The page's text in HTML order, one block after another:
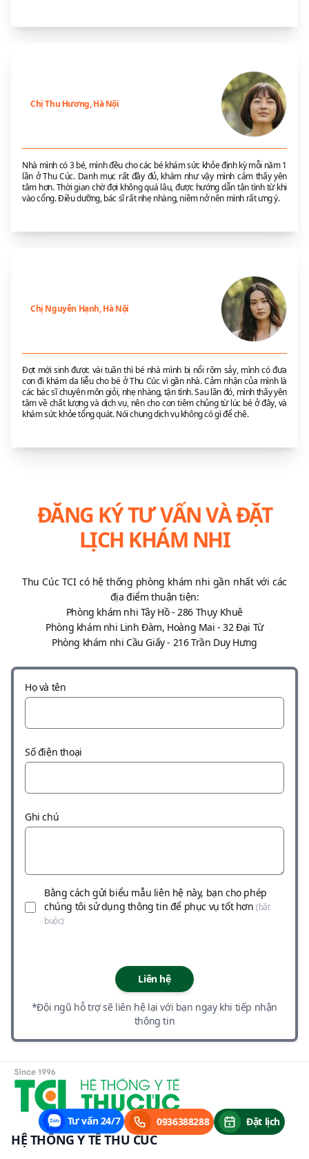
Chị Thu Hương, Hà Nội
Nhà mình có 3 bé, mình đều cho các bé khám sức khỏe định kỳ mỗi năm 1
lần ở Thu Cúc. Danh mục rất đầy đủ, khám như vậy mình cảm thấy yên
tâm hơn. Thời gian chờ đợi không quá lâu, được hướng dẫn tận tình từ khi
vào cổng. Điều dưỡng, bác sĩ rất nhẹ nhàng, niềm nở nên mình rất ưng ý.
Chị Nguyễn Hạnh, Hà Nội
Đợt mới sinh được vài tuần thì bé nhà mình bị nổi rôm sảy, mình có đưa
con đi khám da liễu cho bé ở Thu Cúc vì gần nhà. Cảm nhận của mình là
các bác sĩ chuyên môn giỏi, nhẹ nhàng, tận tình. Sau lần đó, mình thấy yên
tâm về chất lượng và dịch vụ, nên cho con tiêm chủng từ lúc bé ở đây, và
khám sức khỏe tổng quát. Nói chung dịch vụ không có gì để chê.
ĐĂNG KÝ TƯ VẤN VÀ ĐẶT
LỊCH KHÁM NHI
Thu Cúc TCI có hệ thống phòng khám nhi gần nhất với các
địa điểm thuận tiện:
Phòng khám nhi Tây Hồ - 286 Thụy Khuê
Phòng khám nhi Linh Đàm, Hoàng Mai - 32 Đại Từ
Phòng khám nhi Cầu Giấy - 216 Trần Duy Hưng
Họ và tên
Số điện thoại
Ghi chú
Bằng cách gửi biểu mẫu liên hệ này, bạn cho phép
chúng tôi sử dụng thông tin để phục vụ tốt hơn(bắt
buộc)
Liên hệ
*Đội ngũ hỗ trợ sẽ liên hệ lại với bạn ngay khi tiếp nhận
thông tin
HỆ THỐNG Y TẾ THU CÚC
Tư vấn 24/7 0936388288 Đặt lịch